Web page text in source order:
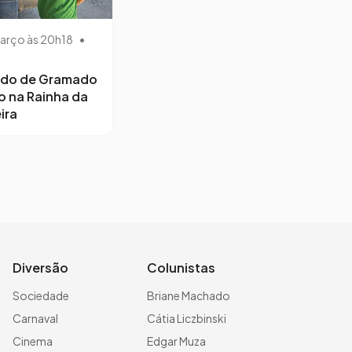
às 20h18 •
de Gramado
na Rainha da
Diversão
Sociedade
Carnaval
Cinema
Colunistas
Briane Machado
Cátia Liczbinski
Edgar Muza